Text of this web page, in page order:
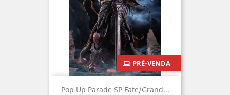
Pop Up Parade SP Fate/Grand...
PRÉ-VENDA